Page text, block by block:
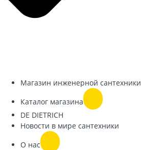
Магазин инженерной сантехники
Каталог магазина
DE DIETRICH
Новости в мире сантехники
О нас